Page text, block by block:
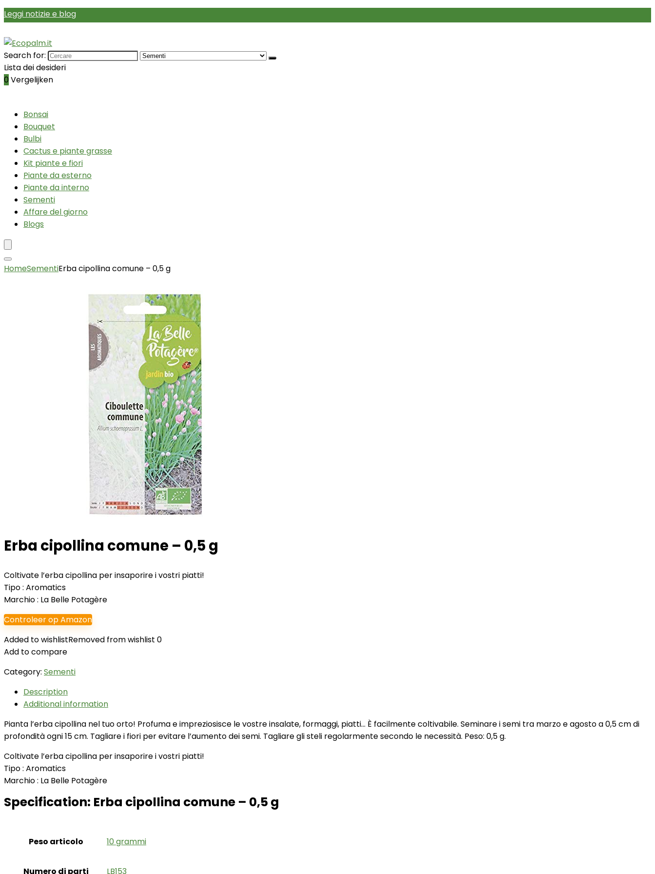
Leggi notizie e blog
Search for:
Lista dei desideri
0 Vergelijken
Bonsai
Bouquet
Bulbi
Cactus e piante grasse
Kit piante e fiori
Piante da esterno
Piante da interno
Sementi
Affare del giorno
Blogs
HomeSementiErba cipollina comune – 0,5 g
Erba cipollina comune – 0,5 g
Coltivate l’erba cipollina per insaporire i vostri piatti!
Tipo : Aromatics
Marchio : La Belle Potagère
Controleer op Amazon
Added to wishlistRemoved from wishlist 0
Add to compare
Category: Sementi
Description
Additional information
Pianta l’erba cipollina nel tuo orto! Profuma e impreziosisce le vostre insalate, formaggi, piatti… È facilmente coltivabile. Seminare i semi tra marzo e agosto a 0,5 cm di
profondità ogni 15 cm. Tagliare i fiori per evitare l’aumento dei semi. Tagliare gli steli regolarmente secondo le necessità. Peso: 0,5 g.
Coltivate l’erba cipollina per insaporire i vostri piatti!
Tipo : Aromatics
Marchio : La Belle Potagère
Specification: Erba cipollina comune – 0,5 g
Peso articolo ‎10 grammi
Numero di parti ‎LB153